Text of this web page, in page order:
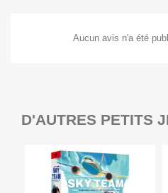
Aucun avis n'a été
D'AUTRES PETITS